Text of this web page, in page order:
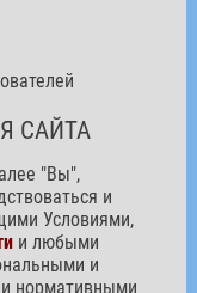
САЙТА
"Вы",
и
Условиями,
и любыми
и
нормативными